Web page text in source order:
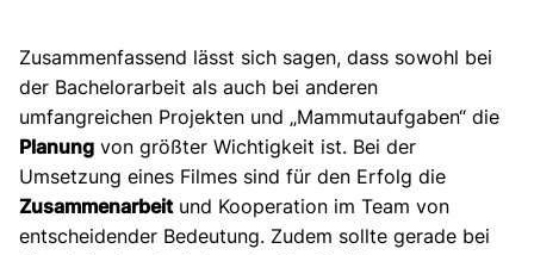
Zusammenfassend lässt sich sagen, dass sowohl bei
der Bachelorarbeit als auch bei anderen
umfangreichen Projekten und „Mammutaufgaben“ die
Planung von größter Wichtigkeit ist. Bei der
Umsetzung eines Filmes sind für den Erfolg die
Zusammenarbeit und Kooperation im Team von
entscheidender Bedeutung. Zudem sollte gerade bei